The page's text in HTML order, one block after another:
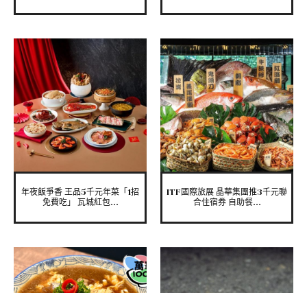
年夜飯爭香 王品5千元年菜「1招
免費吃」 瓦城紅包...
ITF國際旅展 晶華集團推3千元聯
合住宿券 自助餐...